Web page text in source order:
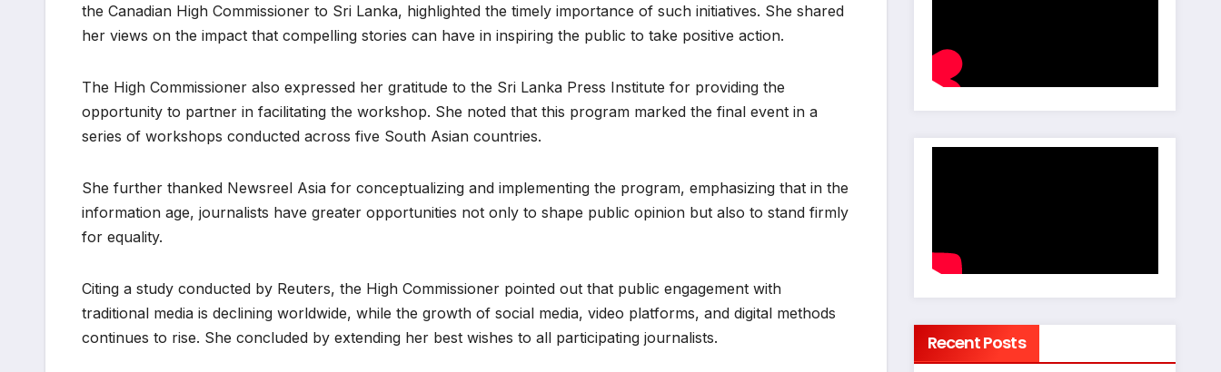
the Canadian High Commissioner to Sri Lanka, highlighted the timely importance of such initiatives. She shared
her views on the impact that compelling stories can have in inspiring the public to take positive action.
The High Commissioner also expressed her gratitude to the Sri Lanka Press Institute for providing the
opportunity to partner in facilitating the workshop. She noted that this program marked the final event in a
series of workshops conducted across five South Asian countries.
She further thanked Newsreel Asia for conceptualizing and implementing the program, emphasizing that in the
information age, journalists have greater opportunities not only to shape public opinion but also to stand firmly
for equality.
Citing a study conducted by Reuters, the High Commissioner pointed out that public engagement with
traditional media is declining worldwide, while the growth of social media, video platforms, and digital methods
continues to rise. She concluded by extending her best wishes to all participating journalists.
Recent Posts